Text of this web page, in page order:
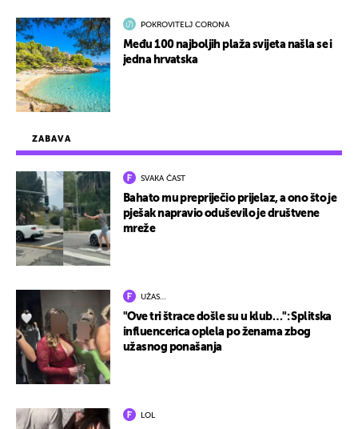
ZABAVA
SVAKA ČAST
Bahato mu prepriječio prijelaz, a ono što je
pješak napravio oduševilo je društvene
mreže
UŽAS…
"Ove tri štrace došle su u klub…": Splitska
influencerica oplela po ženama zbog
užasnog ponašanja
LOL
POKROVITELJ CORONA
Među 100 najboljih plaža svijeta našla se i
jedna hrvatska